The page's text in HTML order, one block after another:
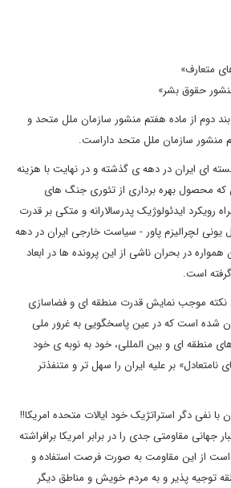
متعارف»
حقوق بشر»
بند دوم از ماده هفتم منشور سازمان ملل متحد و
منشور سازمان ملل متحد داراست.
ای ایران در دهه ی گذشته و در نهایت با هزینه
که محصول بهره برداری از تئوری جنگ های
رویکرد ایدئولوژیک پدرسالارانه و متکی بر قدرت
یونی لچرالیزم پاور - سیاست خارجی ایران در دهه
در بحران ناشی از این پرونده ها در ابعاد
است.
نکته موجب نمایش قدرت منطقه ای و فضاسازی
شده است که در عین پاسخگویی به غرور ملی
های منطقه ای و بین المللی، خود به نوبه ی خود
بر علیه ایران را سهل تر و متنفذتر
نفی دگر استراتژیک خود ایالات متحده امریکا!!
جهانی مقاومتی جدی را در برابر امریکا برافراشته
از این مقاومت به صورت فرصت استفاده و
توجیه پذیر و به مردم خویش و مناطق دیگر